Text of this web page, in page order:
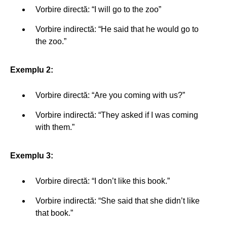
Vorbire directă: “I will go to the zoo”
Vorbire indirectă: “He said that he would go to
the zoo.”
Exemplu 2:
Vorbire directă: “Are you coming with us?”
Vorbire indirectă: “They asked if I was coming
with them.”
Exemplu 3:
Vorbire directă: “I don’t like this book.”
Vorbire indirectă: “She said that she didn’t like
that book.”